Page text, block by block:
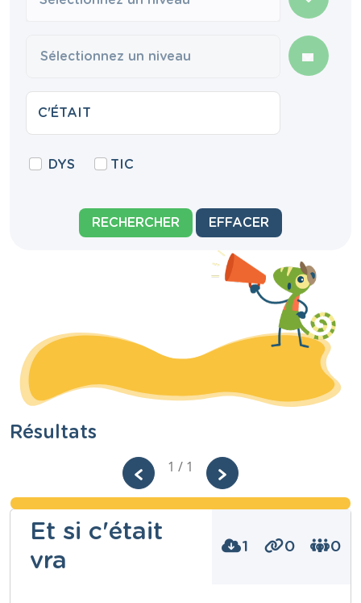
DYS TIC
RECHERCHER EFFACER
Résultats
1 / 1
Et si c'était
vra
1 0 0